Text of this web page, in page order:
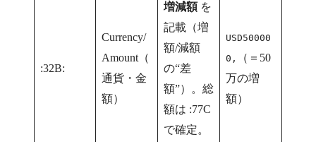
:32B:
Currency/
Amount（
通貨・金
額）
増減額を
記載（増
額/減額
の“差
額”）。総
額は :77C
で確定。
USD50000
0,
（＝50
万の増
額）